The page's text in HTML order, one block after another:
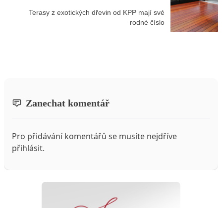
Terasy z exotických dřevin od KPP mají své
rodné číslo
Zanechat komentář
Pro přidávání komentářů se musíte nejdříve
přihlásit.